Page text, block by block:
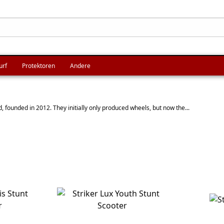
Protektoren Andere
founded in 2012. They initially only produced wheels, but now the...